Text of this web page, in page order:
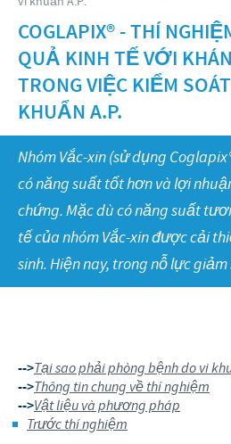
Nghiên cứu và Phát triển
Sản xuất
Bản đồ Ceva toàn cầu
Gia cầm
Giải đáp thắc mắc
Gia cầm
Tin tức tại Việt Nam
Thông cáo báo chí
TRÁCH NHIỆM
Bảo vệ y tế cộng đồng toàn
Cung ứng cho thế giới
Sức khỏe, hạnh phúc của
Các chương trình hỗ trợ
Các đối tác kinh doanh và
TUYỂN DỤNG
Ceva Việt Nam
Quy trình tuyển dụng
Phát triển kỹ năng bản thân
Góc sinh viên
Ứng viên tiềm năng
COGLAPIX® - THÍ
QUẢ KINH TẾ VỚI
TRONG VIỆC KIỂM
KHUẨN A.P.
Nhóm Vắc-xin (sử dụng
có năng suất tốt hơn và lợi
chứng. Mặc dù có năng suất
tế của nhóm Vắc-xin được cải
sinh. Hiện nay, trong nỗ lực
-->Tại sao phải phòng bệnh do vi
-->Thông tin chung về thí nghiệm
-->Vật liệu và phương pháp
Trước thí nghiệm